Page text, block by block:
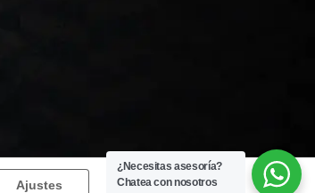
Ajustes
¿Necesitas asesoría?
Chatea con nosotros